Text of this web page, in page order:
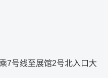
7号线至展馆2号北入口大